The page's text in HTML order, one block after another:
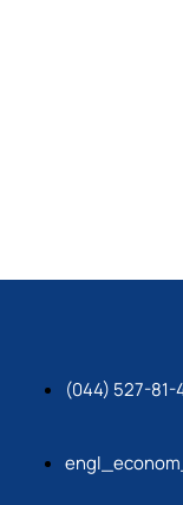
(044) 527-81-